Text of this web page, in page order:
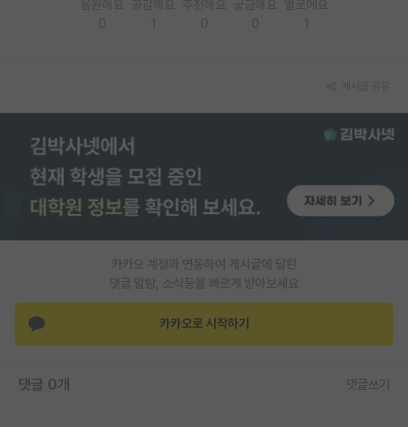
재팬라운지 🌸
카카오 계정과 연동하여 게시글에 달린
댓글 알람, 소식등을 빠르게 받아보세요
카카오로 시작하기
댓글 0개 댓글쓰기